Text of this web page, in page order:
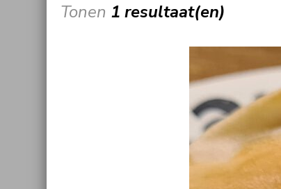
Tonen 1 resultaat(en)